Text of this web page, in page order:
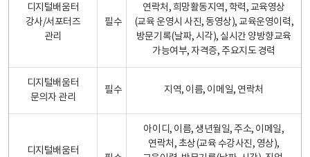
디지털배움터
강사/서포터즈
관리
필수
연락처, 희망활동지역, 학력, 교육영상
(교육 운영시 사진, 동영상), 교육운영이력,
방문기록(날짜, 시각), 실시간 양방향교육
가능여부, 자격증, 주요지도 경력
디지털배움터
문의자 관리
필수 지역, 이름, 이메일, 연락처
디지털배움터
아이디, 이름, 생년월일, 주소, 이메일,
연락처, 초상(교육 수강사진, 영상),